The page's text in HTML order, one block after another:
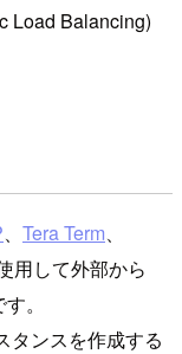
Load Balancing)
、 Tera Term、
用して外部から
。
タンスを作成する